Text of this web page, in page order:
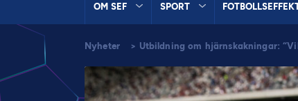
OM SEF SPORT
Nyheter > Utbildning om hjärnskakningar: